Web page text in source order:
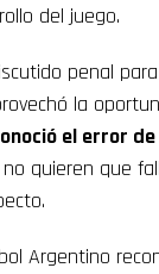
del juego.
penal
la
el error
no quieren que
Argentino